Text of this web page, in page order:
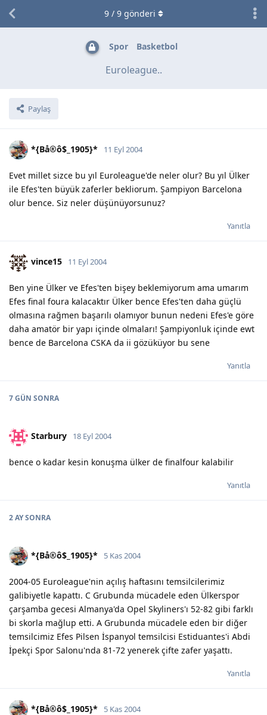
Spor Basketbol
Euroleague..
Paylaş
9/ 9gönderi
*{Bå®ô$_1905}* 11 Eyl 2004
Evet millet sizce bu yıl Euroleague'de neler olur? Bu yıl Ülker
ile Efes'ten büyük zaferler bekliorum. Şampiyon Barcelona
olur bence. Siz neler düşünüyorsunuz?
Yanıtla
vince15 11 Eyl 2004
Ben yine Ülker ve Efes'ten bişey beklemiyorum ama umarım
Efes final foura kalacaktır Ülker bence Efes'ten daha güçlü
olmasına rağmen başarılı olamıyor bunun nedeni Efes'e göre
daha amatör bir yapı içinde olmaları! Şampiyonluk içinde ewt
bence de Barcelona CSKA da ii gözüküyor bu sene
Yanıtla
7 GÜN SONRA
Starbury 18 Eyl 2004
bence o kadar kesin konuşma ülker de finalfour kalabilir
Yanıtla
2 AYSONRA
*{Bå®ô$_1905}* 5 Kas 2004
2004-05 Euroleague'nin açılış haftasını temsilcilerimiz
galibiyetle kapattı. C Grubunda mücadele eden Ülkerspor
çarşamba gecesi Almanya'da Opel Skyliners'ı 52-82 gibi farklı
bi skorla mağlup etti. A Grubunda mücadele eden bir diğer
temsilcimiz Efes Pilsen İspanyol temsilcisi Estiduantes'i Abdi
İpekçi Spor Salonu'nda 81-72 yenerek çifte zafer yaşattı.
Yanıtla
*{Bå®ô$_1905}* 5 Kas 2004